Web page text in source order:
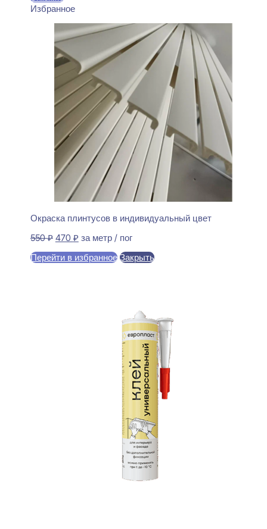
Избранное
Окраска плинтусов в индивидуальный цвет
550₽ Первоначальная
составляла
470 ₽Текущая
470 ₽.
за метр / пог
Перейти в избранное Закрыть